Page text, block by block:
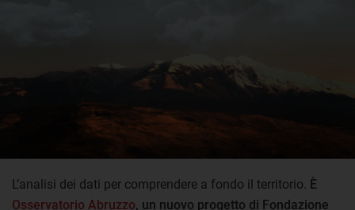
L’analisi dei dati per comprendere a fondo il territorio. È
Osservatorio Abruzzo, un nuovo progetto di Fondazione